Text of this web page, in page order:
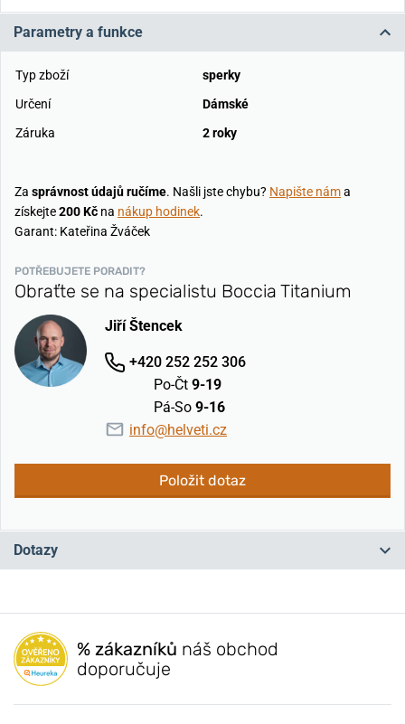
Parametry a funkce
Typ zboží
sperky
Určení
Dámské
Záruka
2 roky
Za správnost údajů ručíme. Našli jste chybu? Napište náma
získejte200 Kč na nákup hodinek.
Garant: Kateřina Žváček
POTŘEBUJETE PORADIT?
Obraťte se na specialistu Boccia Titanium
Jiří Štencek
+420 252 252 306
Po-Čt 9-19
Pá-So 9-16
info@helveti.cz
Položit dotaz
Dotazy
Máte otázku? Zanechte nám komentář
Přidat dotaz
% zákazníků náš obchod
doporučuje